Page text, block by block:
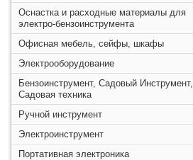
Оснастка и расходные материалы для
электро-бензоинструмента
Офисная мебель, сейфы, шкафы
Электрооборудование
Бензоинструмент, Садовый Инструмент,
Садовая техника
Ручной инструмент
Электроинструмент
Портативная электроника